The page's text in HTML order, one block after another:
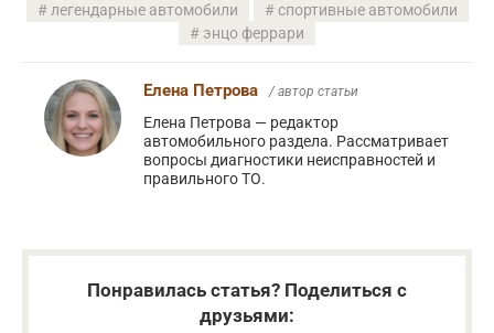
легендарные автомобили
спортивные автомобили
энцо феррари
Елена Петрова / автор статьи
Елена Петрова — редактор
автомобильного раздела. Рассматривает
вопросы диагностики неисправностей и
правильного ТО.
Понравилась статья? Поделиться с
друзьями: